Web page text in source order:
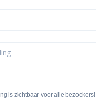
is zichtbaar voor alle bezoekers!